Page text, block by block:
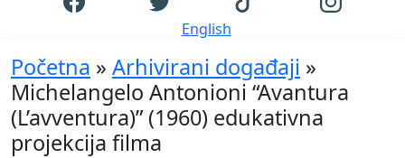
English
Početna » Arhivirani događaji »
Michelangelo Antonioni “Avantura
(L’avventura)” (1960) edukativna
projekcija filma